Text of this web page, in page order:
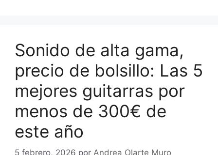
Sonido de alta gama,
precio de bolsillo: Las 5
mejores guitarras por
menos de 300€ de
este año
5 febrero, 2026 por Andrea Olarte Muro